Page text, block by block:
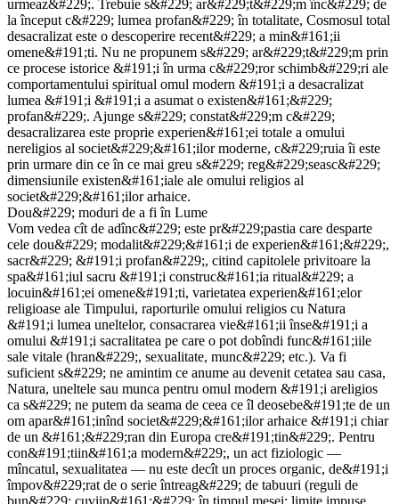
urmeaz&#229;. Trebuie s&#229; ar&#229;t&#229;m înc&#229; de
la început c&#229; lumea profan&#229; în totalitate, Cosmosul total
desacralizat este o descoperire recent&#229; a min&#161;ii
omene&#191;ti. Nu ne propunem s&#229; ar&#229;t&#229;m prin
ce procese istorice &#191;i în urma c&#229;ror schimb&#229;ri ale
comportamentului spiritual omul modern &#191;i a desacralizat
lumea &#191;i &#191;i a asumat o existen&#161;&#229;
profan&#229;. Ajunge s&#229; constat&#229;m c&#229;
desacralizarea este proprie experien&#161;ei totale a omului
nereligios al societ&#229;&#161;ilor moderne, c&#229;ruia îi este
prin urmare din ce în ce mai greu s&#229; reg&#229;seasc&#229;
dimensiunile existen&#161;iale ale omului religios al
societ&#229;&#161;ilor arhaice.
Dou&#229; moduri de a fi în Lume
Vom vedea cît de adînc&#229; este pr&#229;pastia care desparte
cele dou&#229; modalit&#229;&#161;i de experien&#161;&#229;,
sacr&#229; &#191;i profan&#229;, citind capitolele privitoare la
spa&#161;iul sacru &#191;i construc&#161;ia ritual&#229; a
locuin&#161;ei omene&#191;ti, varietatea experien&#161;elor
religioase ale Timpului, raporturile omului religios cu Natura
&#191;i lumea uneltelor, consacrarea vie&#161;ii înse&#191;i a
omului &#191;i sacralitatea pe care o pot dobîndi func&#161;iile
sale vitale (hran&#229;, sexualitate, munc&#229; etc.). Va fi
suficient s&#229; ne amintim ce anume au devenit cetatea sau casa,
Natura, uneltele sau munca pentru omul modern &#191;i areligios
ca s&#229; ne putem da seama de ceea ce îl deosebe&#191;te de un
om apar&#161;inînd societ&#229;&#161;ilor arhaice &#191;i chiar
de un &#161;&#229;ran din Europa cre&#191;tin&#229;. Pentru
con&#191;tiin&#161;a modern&#229;, un act fiziologic —
mîncatul, sexualitatea — nu este decît un proces organic, de&#191;i
împov&#229;rat de o serie întreag&#229; de tabuuri (reguli de